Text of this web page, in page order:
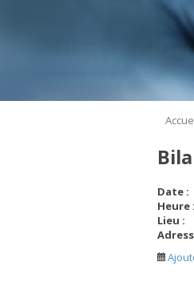
Date :
Heure :
Lieu :